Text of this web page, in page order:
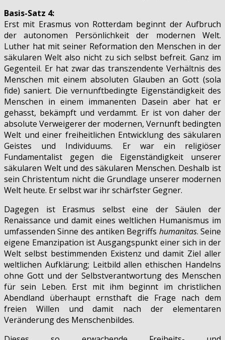
Basis-Satz 4:
Erst mit Erasmus von Rotterdam beginnt der Aufbruch
der autonomen Persönlichkeit der modernen Welt.
Luther hat mit seiner Reformation den Menschen in der
säkularen Welt also nicht zu sich selbst befreit. Ganz im
Gegenteil. Er hat zwar das transzendente Verhältnis des
Menschen mit einem absoluten Glauben an Gott (sola
fide) saniert. Die vernunftbedingte Eigenständigkeit des
Menschen in einem immanenten Dasein aber hat er
gehasst, bekämpft und verdammt. Er ist von daher der
absolute Verweigerer der modernen, Vernunft bedingten
Welt und einer freiheitlichen Entwicklung des säkularen
Geistes und Individuums. Er war ein religiöser
Fundamentalist gegen die Eigenständigkeit unserer
säkularen Welt und des säkularen Menschen. Deshalb ist
sein Christentum nicht die Grundlage unserer modernen
Welt heute. Er selbst war ihr schärfster Gegner.
Dagegen ist Erasmus selbst eine der Säulen der
Renaissance und damit eines weltlichen Humanismus im
umfassenden Sinne des antiken Begriffs humanitas. Seine
eigene Emanzipation ist Ausgangspunkt einer sich in der
Welt selbst bestimmenden Existenz und damit Ziel aller
weltlichen Aufklärung; Leitbild allen ethischen Handelns
ohne Gott und der Selbstverantwortung des Menschen
für sein Leben. Erst mit ihm beginnt im christlichen
Abendland überhaupt ernsthaft die Frage nach dem
freien Willen und damit nach der elementaren
Veränderung des Menschenbildes.